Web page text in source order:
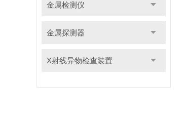
金属检测仪
金属探测器
X射线异物检查装置